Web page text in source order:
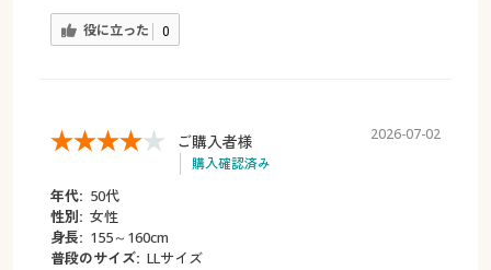
役に立った 0
ご購入者様
購入確認済み
2026-07-02
年代: 50代
性別: 女性
身長: 155～160cm
普段のサイズ: LLサイズ